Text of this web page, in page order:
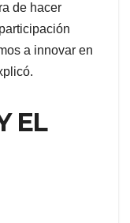
de hacer
a innovar en
EL